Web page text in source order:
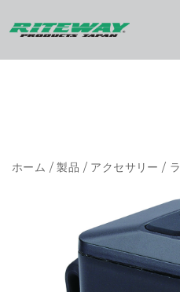
ホーム /製品 / アクセサリー /